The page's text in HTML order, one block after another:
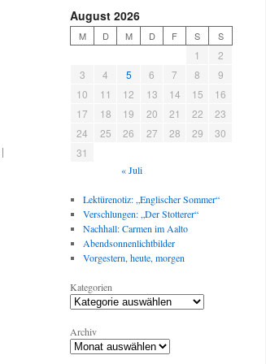
|
August 2026
M D M D F S S
1
2
3
4 5 6 7 8
9
10
11 12 13 14 15
16
17
18 19 20 21 22
23
24
25 26 27 28 29
30
31
« Juli
Lektürenotiz: „Englischer Sommer“
Verschlungen: „Der Stotterer“
Nachhall: Carmen im Aalto
Abendsonnenlichtbilder
Vorgestern, heute, morgen
Kategorien
Archiv